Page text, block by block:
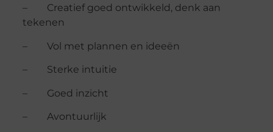
– Creatief goed ontwikkeld, denk aan
tekenen
– Vol met plannen en ideeën
– Sterke intuitie
– Goed inzicht
– Avontuurlijk